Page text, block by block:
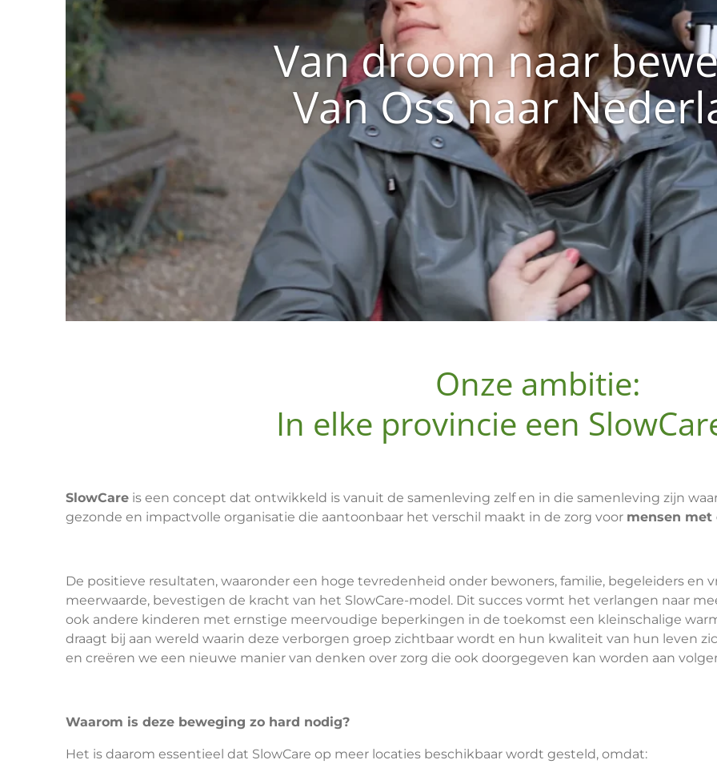
Van droom naar
Van Oss naar
Onze ambitie:
In elke provincie een
SlowCare is een concept dat ontwikkeld is vanuit de samenleving zelf en in die samenleving zijn
gezonde en impactvolle organisatie die aantoonbaar het verschil maakt in de zorg voor mensen met
De positieve resultaten, waaronder een hoge tevredenheid onder bewoners, familie, begeleiders en
meerwaarde, bevestigen de kracht van het SlowCare-model. Dit succes vormt het verlangen naar
ook andere kinderen met ernstige meervoudige beperkingen in de toekomst een kleinschalige
draagt bij aan wereld waarin deze verborgen groep zichtbaar wordt en hun kwaliteit van hun leven
en creëren we een nieuwe manier van denken over zorg die ook doorgegeven kan worden aan
Waarom is deze beweging zo hard nodig?
Het is daarom essentieel dat SlowCare op meer locaties beschikbaar wordt gesteld, omdat: